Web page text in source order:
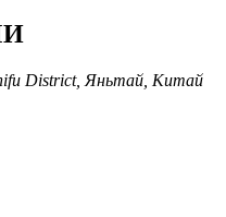
District, Яньтай, Китай